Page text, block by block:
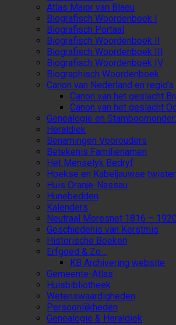
Atlas Maior van Blaeu
Biografisch Woordenboek I
Biografisch Portaal
Biografisch Woordenboek II
Biografisch Woordenboek III
Biografisch Woordenboek IV
Biographisch Woordenboek
Canon van Nederland en regio’s
Canon van het geslacht
Canon van het geslacht
Genealogie en
Heraldiek
Benamingen Voorouders
Betekenis Familienamen
Het Menselyk Bedryf
Hoekse en Kabeljauwse
Huis Oranje-Nassau
Hunebedden
Kalenders
Neutraal Moresnet 1816 – 1920
Geschiedenis van Kerstmis
Historische Boeken
Erfgoed & Zo…
KB Archivering website
Gemeente-Atlas
Huisbibliotheek
Wetenswaardigheden
Persoonlijkheden
Genealogie & Heraldiek